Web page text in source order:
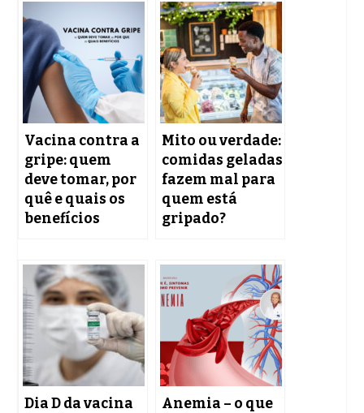
Vacina contra a
gripe: quem
deve tomar, por
quê e quais os
benefícios
Mito ou verdade:
comidas geladas
fazem mal para
quem está
gripado?
Dia D da vacina
Anemia – o que